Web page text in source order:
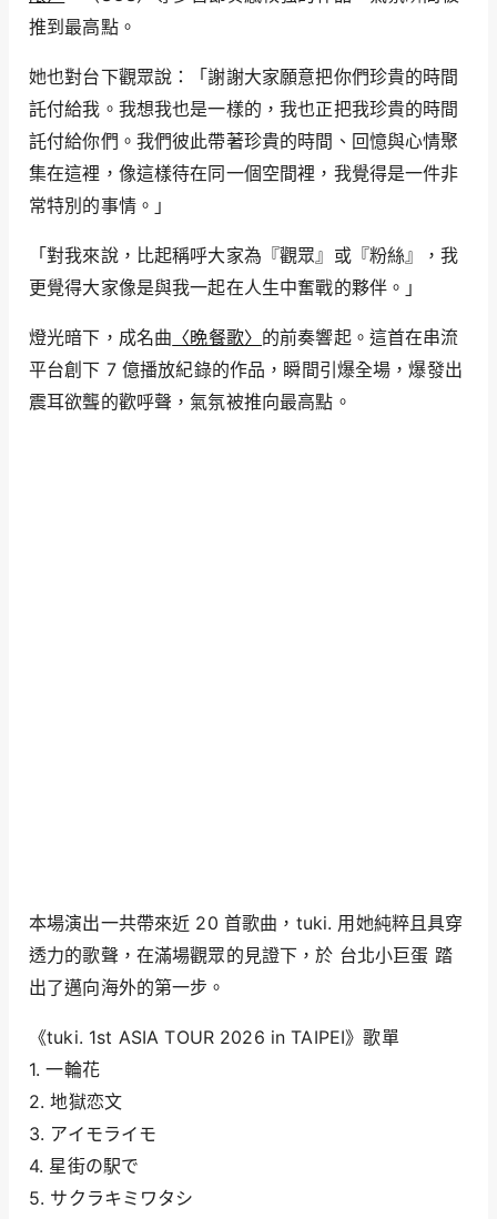
推到最高點。
她也對台下觀眾說：「謝謝大家願意把你們珍貴的時間
託付給我。我想我也是一樣的，我也正把我珍貴的時間
託付給你們。我們彼此帶著珍貴的時間、回憶與心情聚
集在這裡，像這樣待在同一個空間裡，我覺得是一件非
常特別的事情。」
「對我來說，比起稱呼大家為『觀眾』或『粉絲』，我
更覺得大家像是與我一起在人生中奮戰的夥伴。」
燈光暗下，成名曲 〈晩餐歌〉 的前奏響起。這首在串流
平台創下 7 億播放紀錄的作品，瞬間引爆全場，爆發出
震耳欲聾的歡呼聲，氣氛被推向最高點。
本場演出一共帶來近 20 首歌曲，tuki. 用她純粹且具穿
透力的歌聲，在滿場觀眾的見證下，於 台北小巨蛋 踏
出了邁向海外的第一步。
《tuki. 1st ASIA TOUR 2026 in TAIPEI》歌單
1. 一輪花
2. 地獄恋文
3. アイモライモ
4. 星街の駅で
5. サクラキミワタシ